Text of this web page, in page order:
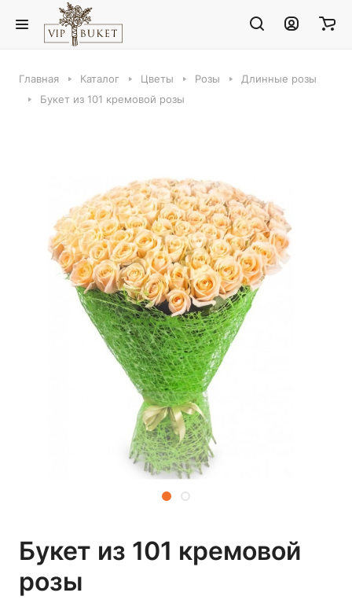
Главная Каталог Цветы Розы
Длинные розы
Букет из 101 кремовой розы
Букет из 101 кремовой
розы